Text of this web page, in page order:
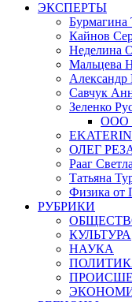
ЭКСПЕРТЫ
Бурмагина
Кайнов
Неделина
Мальцева
Савчук
Зеленко
ООО
ОЛЕГ
Рааг
Татьяна
Физика от
РУБРИКИ
КУЛЬТУРА
НАУКА